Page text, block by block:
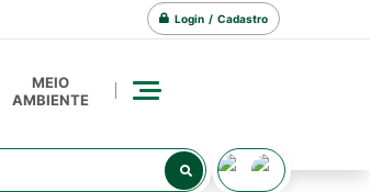
Login / Cadastro
MEIO
AMBIENTE